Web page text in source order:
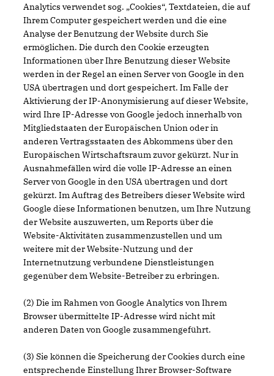
Analytics verwendet sog. „Cookies“, Textdateien, die auf
Ihrem Computer gespeichert werden und die eine
Analyse der Benutzung der Website durch Sie
ermöglichen. Die durch den Cookie erzeugten
Informationen über Ihre Benutzung dieser Website
werden in der Regel an einen Server von Google in den
USA übertragen und dort gespeichert. Im Falle der
Aktivierung der IP-Anonymisierung auf dieser Website,
wird Ihre IP-Adresse von Google jedoch innerhalb von
Mitgliedstaaten der Europäischen Union oder in
anderen Vertragsstaaten des Abkommens über den
Europäischen Wirtschaftsraum zuvor gekürzt. Nur in
Ausnahmefällen wird die volle IP-Adresse an einen
Server von Google in den USA übertragen und dort
gekürzt. Im Auftrag des Betreibers dieser Website wird
Google diese Informationen benutzen, um Ihre Nutzung
der Website auszuwerten, um Reports über die
Website-Aktivitäten zusammenzustellen und um
weitere mit der Website-Nutzung und der
Internetnutzung verbundene Dienstleistungen
gegenüber dem Website-Betreiber zu erbringen.
(2) Die im Rahmen von Google Analytics von Ihrem
Browser übermittelte IP-Adresse wird nicht mit
anderen Daten von Google zusammengeführt.
(3) Sie können die Speicherung der Cookies durch eine
entsprechende Einstellung Ihrer Browser-Software